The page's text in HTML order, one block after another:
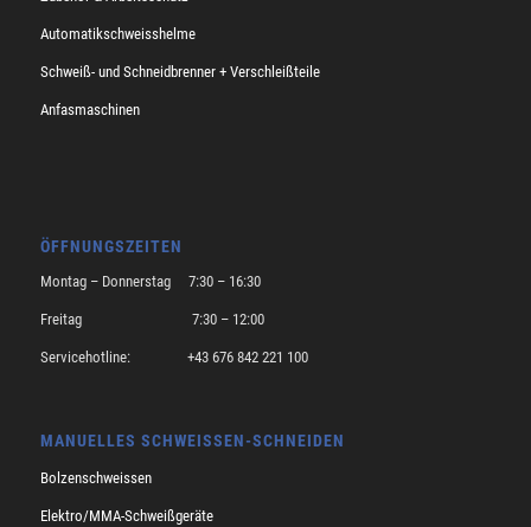
Automatikschweisshelme
Schweiß- und Schneidbrenner + Verschleißteile
Anfasmaschinen
ÖFFNUNGSZEITEN
Montag – Donnerstag 7:30 – 16:30
Freitag 7:30 – 12:00
Servicehotline: +43 676 842 221 100
MANUELLES SCHWEISSEN-SCHNEIDEN
Bolzenschweissen
Elektro/MMA-Schweißgeräte